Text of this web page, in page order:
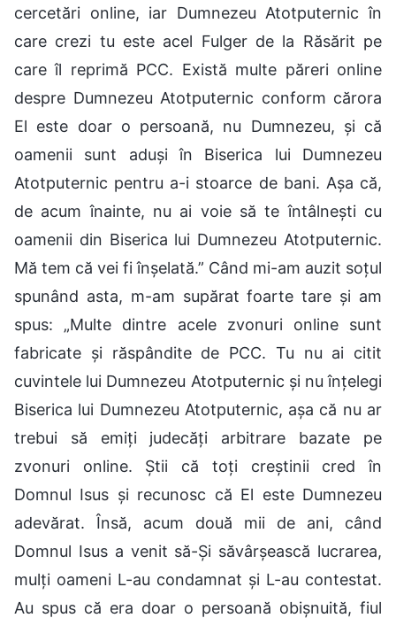
cercetări online, iar Dumnezeu Atotputernic în
care crezi tu este acel Fulger de la Răsărit pe
care îl reprimă PCC. Există multe păreri online
despre Dumnezeu Atotputernic conform cărora
El este doar o persoană, nu Dumnezeu, și că
oamenii sunt aduși în Biserica lui Dumnezeu
Atotputernic pentru a-i stoarce de bani. Așa că,
de acum înainte, nu ai voie să te întâlnești cu
oamenii din Biserica lui Dumnezeu Atotputernic.
Mă tem că vei fi înșelată.” Când mi-am auzit soțul
spunând asta, m-am supărat foarte tare și am
spus: „Multe dintre acele zvonuri online sunt
fabricate și răspândite de PCC. Tu nu ai citit
cuvintele lui Dumnezeu Atotputernic și nu înțelegi
Biserica lui Dumnezeu Atotputernic, așa că nu ar
trebui să emiți judecăți arbitrare bazate pe
zvonuri online. Știi că toți creștinii cred în
Domnul Isus și recunosc că El este Dumnezeu
adevărat. Însă, acum două mii de ani, când
Domnul Isus a venit să-Și săvârșească lucrarea,
mulți oameni L-au condamnat și L-au contestat.
Au spus că era doar o persoană obișnuită, fiul